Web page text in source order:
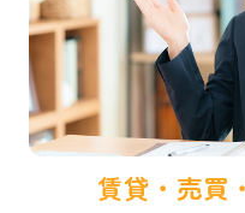
賃貸・売買